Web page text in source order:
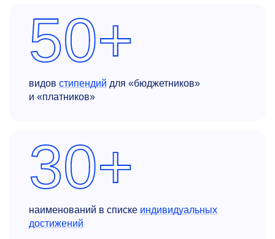
50+
видов стипендий для «бюджетников»
и «платников»
30+
наименований в списке индивидуальных
достижений